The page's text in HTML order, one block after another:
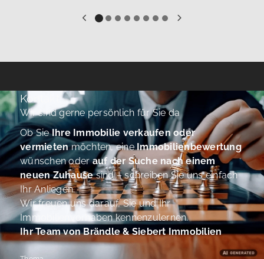
Kontakt
Wir sind gerne persönlich für Sie da
Ob SieIhre Immobilie verkaufen oder
vermietenmöchten, eine Immobilienbewertung
wünschen oderauf der Suche nach einem
neuen Zuhausesind – schreiben Sie uns einfach
Ihr Anliegen.
Wir freuen uns darauf, Sie und Ihr
Immobilienvorhaben kennenzulernen.
Ihr Team von Brändle & Siebert Immobilien